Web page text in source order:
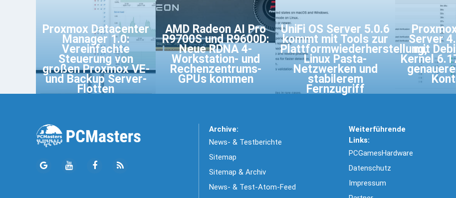
Proxmox Datacenter
Manager 1.0:
Vereinfachte
Steuerung von
großen Proxmox VE-
und Backup Server-
Flotten
AMD Radeon AI Pro
R9700S und R9600D:
Neue RDNA 4-
Workstation- und
Rechenzentrums-
GPUs kommen
UniFi OS Server 5.0.6
kommt mit Tools zur
Plattformwiederherstellung,
Linux Pasta-
Netzwerken und
stabilerem
Fernzugriff
Server
mit
Kernel
Archive:
News- & Testberichte
Sitemap
Sitemap & Archiv
News- & Test-Atom-Feed
Weiterführende
Links:
PCGamesHardware
Datenschutz
Impressum